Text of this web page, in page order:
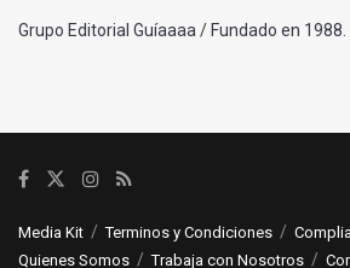
Grupo Editorial Guíaaaa / Fundado en 1988.
Media Kit Terminos y Condiciones
Quienes Somos
Trabaja con Nosotros